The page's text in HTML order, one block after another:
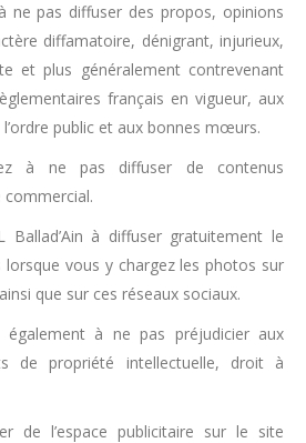
ne pas diffuser des propos, opinions
diffamatoire, dénigrant, injurieux,
et plus généralement contrevenant
français en vigueur, aux
public et aux bonnes mœurs.
à ne pas diffuser de contenus
commercial.
Ballad’Ain à diffuser gratuitement le
vous y chargez les photos sur
que sur ces réseaux sociaux.
également à ne pas préjudicier aux
de propriété intellectuelle, droit à
de l’espace publicitaire sur le site